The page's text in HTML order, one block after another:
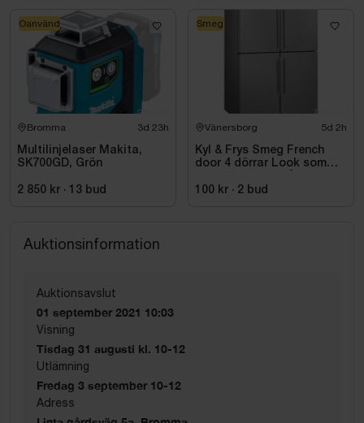
Bromma 3d 23h
Multilinjelaser Makita,
SK700GD, Grön
2 850 kr · 13 bud
Oanvänd
Vänersborg 5d 2h
Kyl & Frys Smeg French
door 4 dörrar Look som
Universiell FQ60XDE
100 kr · 2 bud
Smeg
Auktionsinformation
Auktionsavslut
01 september 2021 10:03
Visning
Tisdag 31 augusti kl. 10-12
Utlämning
Fredag 3 september 10-12
Adress